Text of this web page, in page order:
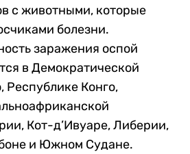
с животными, которые
болезни.
заражения оспой
в Демократической
Республике Конго,
Кот-д’Ивуаре, Либерии,
и Южном Судане.